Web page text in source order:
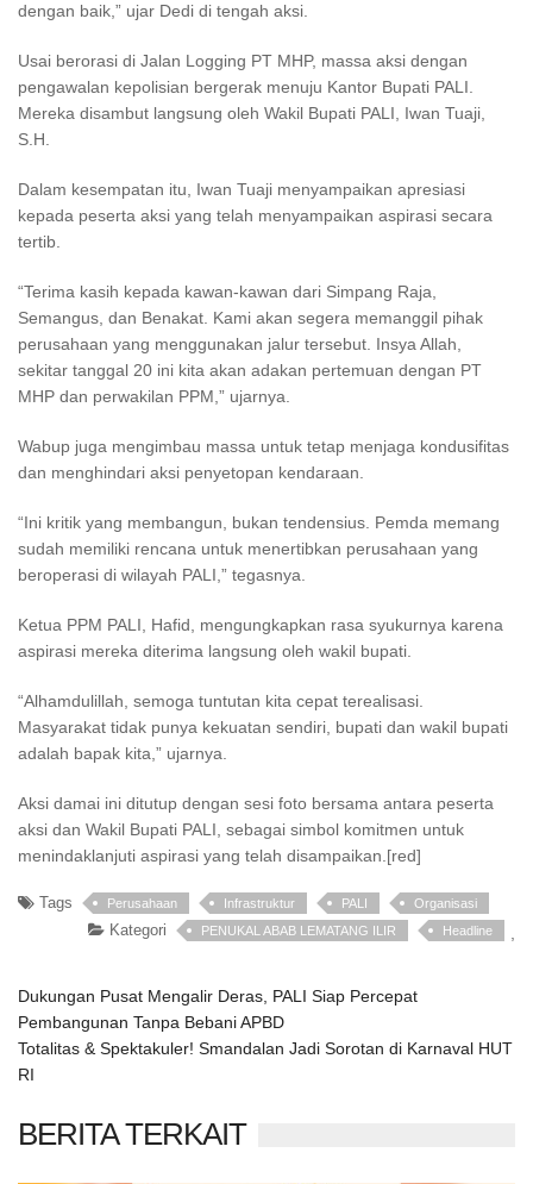
dengan baik,” ujar Dedi di tengah aksi.
Usai berorasi di Jalan Logging PT MHP, massa aksi dengan
pengawalan kepolisian bergerak menuju Kantor Bupati PALI.
Mereka disambut langsung oleh Wakil Bupati PALI, Iwan Tuaji,
S.H.
Dalam kesempatan itu, Iwan Tuaji menyampaikan apresiasi
kepada peserta aksi yang telah menyampaikan aspirasi secara
tertib.
“Terima kasih kepada kawan-kawan dari Simpang Raja,
Semangus, dan Benakat. Kami akan segera memanggil pihak
perusahaan yang menggunakan jalur tersebut. Insya Allah,
sekitar tanggal 20 ini kita akan adakan pertemuan dengan PT
MHP dan perwakilan PPM,” ujarnya.
Wabup juga mengimbau massa untuk tetap menjaga kondusifitas
dan menghindari aksi penyetopan kendaraan.
“Ini kritik yang membangun, bukan tendensius. Pemda memang
sudah memiliki rencana untuk menertibkan perusahaan yang
beroperasi di wilayah PALI,” tegasnya.
Ketua PPM PALI, Hafid, mengungkapkan rasa syukurnya karena
aspirasi mereka diterima langsung oleh wakil bupati.
“Alhamdulillah, semoga tuntutan kita cepat terealisasi.
Masyarakat tidak punya kekuatan sendiri, bupati dan wakil bupati
adalah bapak kita,” ujarnya.
Aksi damai ini ditutup dengan sesi foto bersama antara peserta
aksi dan Wakil Bupati PALI, sebagai simbol komitmen untuk
menindaklanjuti aspirasi yang telah disampaikan.[red]
Tags Perusahaan Infrastruktur PALI Organisasi
Kategori PENUKAL ABAB LEMATANG ILIR Headline
Dukungan Pusat Mengalir Deras, PALI Siap Percepat
Pembangunan Tanpa Bebani APBD
Totalitas & Spektakuler! Smandalan Jadi Sorotan di Karnaval HUT
RI
BERITA TERKAIT